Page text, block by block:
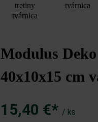
tretiny
tvárnica
tvárnica
Modulus
40x10x15 cm
15,40 €* / ks